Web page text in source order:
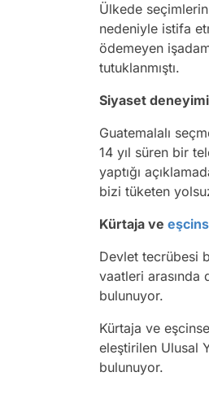
Ülkede
nedeniyle istifa
ödemeyen
tutuklanmıştı.
Siyaset
Guatemalalı
14 yıl süren bir
yaptığı
bizi tüketen
Kürtaja ve
Devlet tecrübesi
vaatleri arasında
bulunuyor.
Kürtaja ve
eleştirilen Ulusal
bulunuyor.